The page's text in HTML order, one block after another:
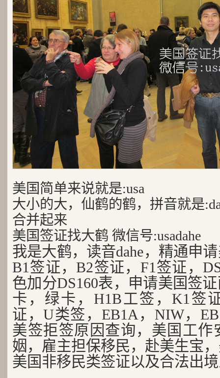
美国简单来说就是:usa
大小的大，仙鹤的鹤，拼音就是
合并起来
美国签证找大鹤 微信号:usadahe
我是大鹤，读音dahe，精通申
B1签证，B2签证，F1签证，
色加分DS160表，申请美国签
卡，绿卡，H1B工签，K1签
证，U类签，EB1A，NIW，
美签拒签原因查询，美国工作
姻，雇主担保移民，赴美生宝
美国非移民类签证以及合法出